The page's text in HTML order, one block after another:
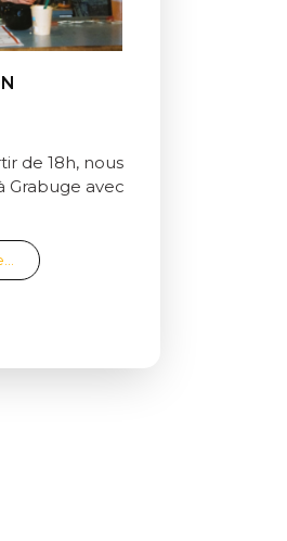
de 18h, nous
Grabuge avec
from Clap de fin de saison